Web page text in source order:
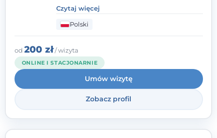
Dodatkowo mam kwalifikacje mediatora,
specjalizując się w sprawach rodzinnych,
cywilnych oraz karnych.
Czytaj więcej
Polski
od 200 zł/ wizyta
ONLINE I STACJONARNIE
Umów wizytę
Zobacz profil